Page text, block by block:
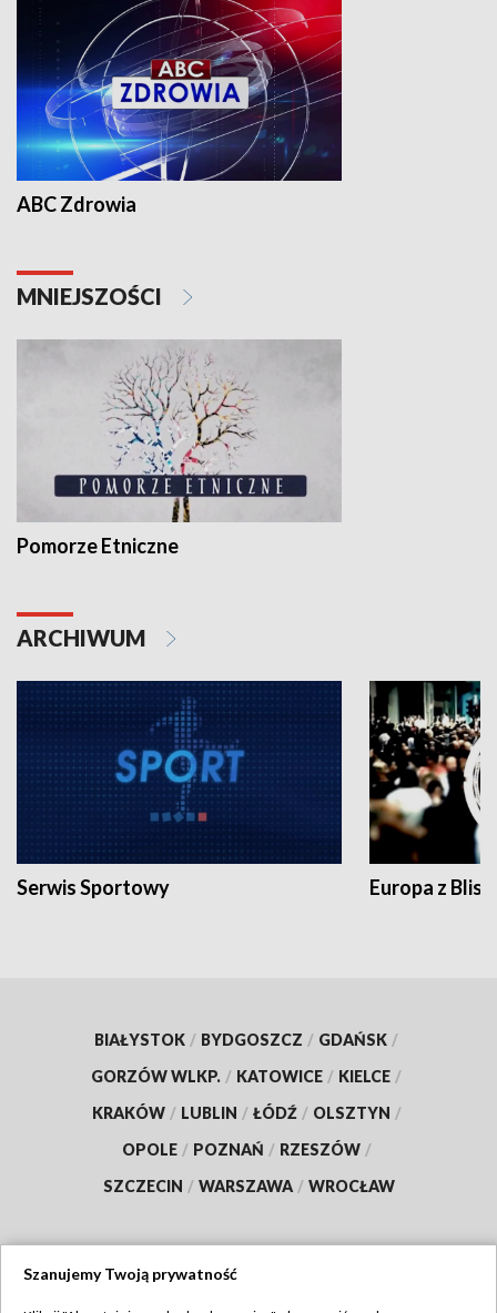
ABC Zdrowia
MNIEJSZOŚCI
Pomorze Etniczne
ARCHIWUM
Serwis Sportowy Europa z
BIAŁYSTOK / BYDGOSZCZ / GDAŃSK /
GORZÓW WLKP. / KATOWICE / KIELCE /
KRAKÓW / LUBLIN / ŁÓDŹ / OLSZTYN /
OPOLE / POZNAŃ / RZESZÓW /
SZCZECIN / WARSZAWA / WROCŁAW
Szanujemy Twoją prywatność